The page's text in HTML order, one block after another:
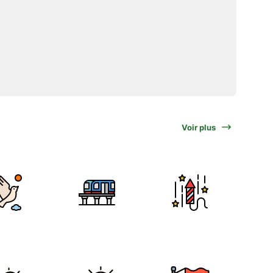
Voir plus